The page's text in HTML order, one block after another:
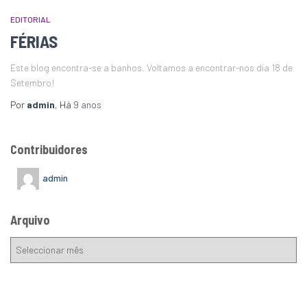
EDITORIAL
FÉRIAS
Este blog encontra-se a banhos. Voltamos a encontrar-nos dia 18 de
Setembro!
Por admin, Há 9 anos
Contribuidores
admin
Arquivo